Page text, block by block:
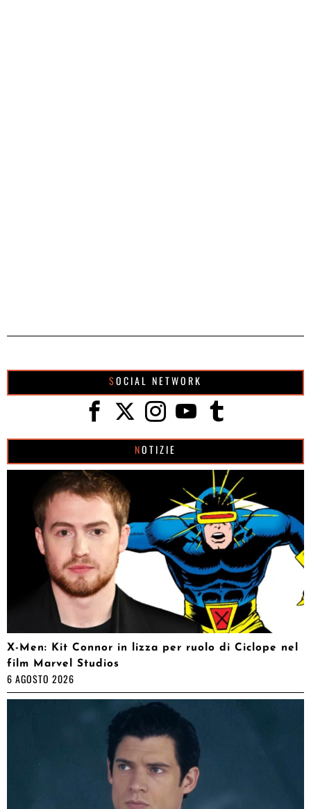
SOCIAL NETWORK
NOTIZIE
X-Men: Kit Connor in lizza per ruolo di Ciclope nel
film Marvel Studios
6 AGOSTO 2026